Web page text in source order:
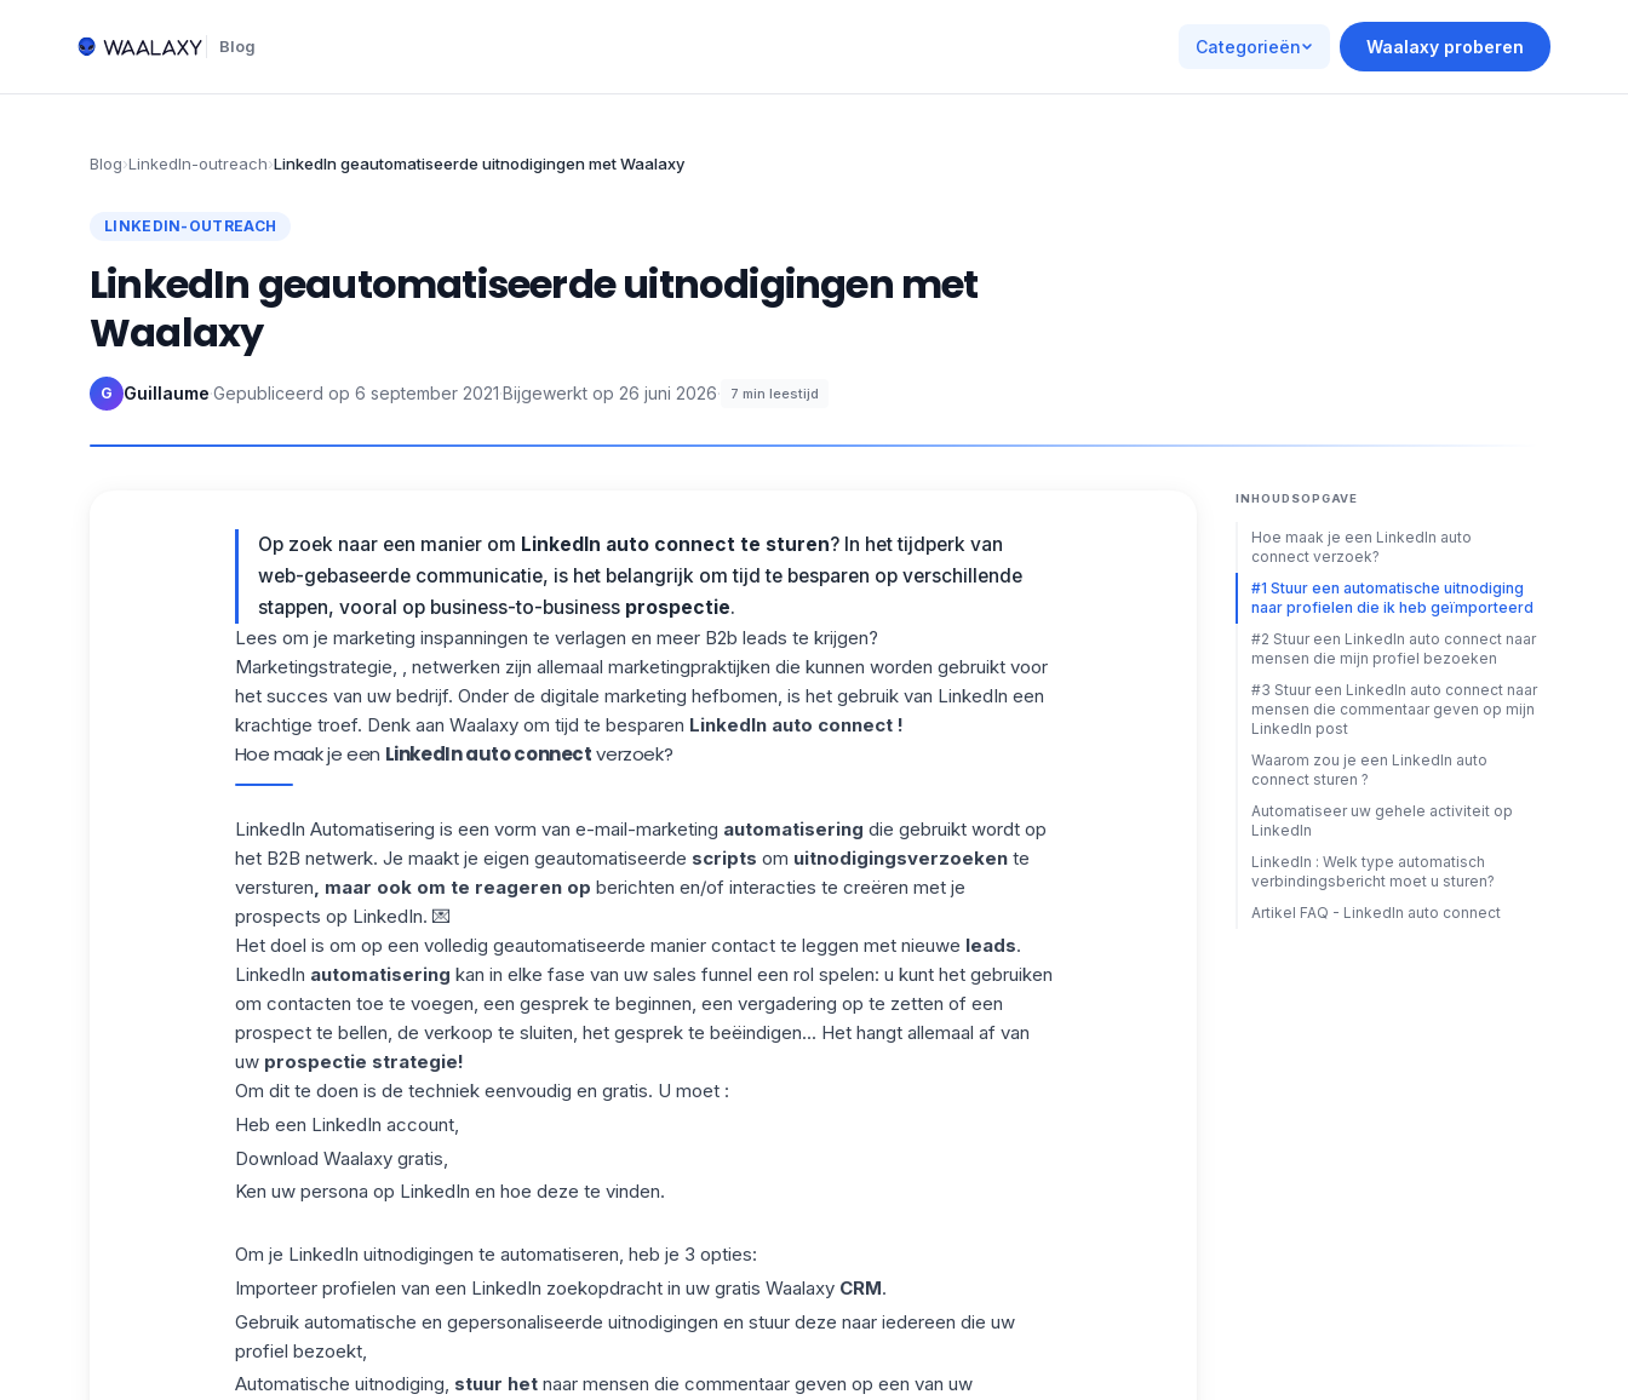
Blog Categorieën Waalaxy proberen
Blog›LinkedIn-outreach›LinkedIn geautomatiseerde uitnodigingen met Waalaxy
LINKEDIN-OUTREACH
LinkedIn geautomatiseerde uitnodigingen met
Waalaxy
G Guillaume·Gepubliceerd op 6 september 2021·Bijgewerkt op 26 juni 2026· 7 min leestijd
Op zoek naar een manier om LinkedIn auto connect te sturen? In het tijdperk van
web-gebaseerde communicatie, is het belangrijk om tijd te besparen op verschillende
stappen, vooral op business-to-business prospectie.
Lees om je marketing inspanningen te verlagen en meer B2b leads te krijgen?
Marketingstrategie, , netwerken zijn allemaal marketingpraktijken die kunnen worden gebruikt voor
het succes van uw bedrijf. Onder de digitale marketing hefbomen, is het gebruik van LinkedIn een
krachtige troef. Denk aan Waalaxyom tijd te besparen LinkedIn auto connect !
Hoe maak je een LinkedIn auto connectverzoek?
LinkedIn Automatisering is een vorm van e-mail-marketing automatisering die gebruikt wordt op
het B2B netwerk. Je maakt je eigen geautomatiseerde scripts om uitnodigingsverzoekente
versturen, maar ook om te reageren op berichten en/of interacties te creëren met je
prospects op LinkedIn. 💌
Het doel is om op een volledig geautomatiseerde manier contact te leggen met nieuwe leads.
LinkedIn automatisering kan in elke fase van uw sales funnel een rol spelen: u kunt het gebruiken
om contacten toe te voegen, een gesprek te beginnen, een vergadering op te zetten ofeen
prospect te bellen, de verkoop te sluiten, het gesprek te beëindigen... Het hangt allemaal af van
uwprospectie strategie!
Om dit te doen is de techniek eenvoudig en gratis. U moet :
Heb een LinkedIn account,
Download Waalaxy gratis,
Ken uw persona op LinkedIn en hoe deze te vinden.
Om je LinkedIn uitnodigingen te automatiseren, heb je 3 opties:
Importeer profielen van een LinkedIn zoekopdrachtin uw gratis WaalaxyCRM.
Gebruik automatische en gepersonaliseerde uitnodigingen en stuur deze naar iedereen die uw
profiel bezoekt,
Automatische uitnodiging, stuur hetnaar mensen die commentaar geven op een van uw
INHOUDSOPGAVE
Hoe maak je een LinkedIn auto
connect verzoek?
#1 Stuur een automatische uitnodiging
naar profielen die ik heb geïmporteerd
#2 Stuur een LinkedIn auto connect naar
mensen die mijn profiel bezoeken
#3 Stuur een LinkedIn auto connect naar
mensen die commentaar geven op mijn
LinkedIn post
Waarom zou je een LinkedIn auto
connect sturen ?
Automatiseer uw gehele activiteit op
LinkedIn
LinkedIn : Welk type automatisch
verbindingsbericht moet u sturen?
Artikel FAQ - LinkedIn auto connect